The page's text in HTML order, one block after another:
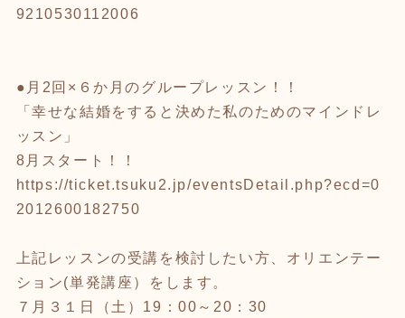
9210530112006
●月2回×６か月のグループレッスン！！
「幸せな結婚をすると決めた私のためのマインドレ
ッスン」
8月スタート！！
https://ticket.tsuku2.jp/eventsDetail.php?ecd=0
2012600182750
上記レッスンの受講を検討したい方、オリエンテー
ション(単発講座）をします。
７月３１日（土）19：00～20：30